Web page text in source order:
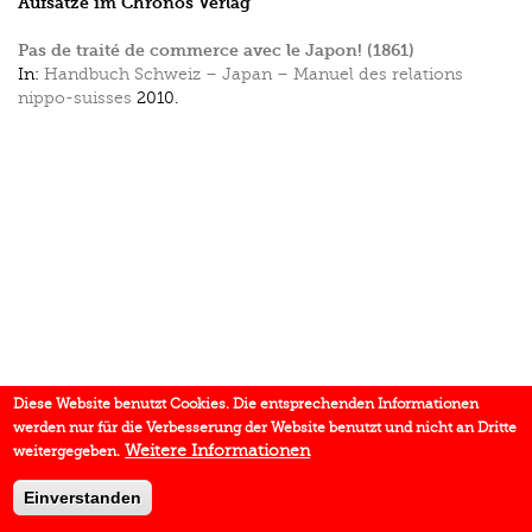
Pas de traité de commerce avec le Japon! (1861)
In: Handbuch Schweiz – Japan – Manuel des relations
nippo-suisses 2010.
Diese Website benutzt Cookies. Die entsprechenden Informationen
werden nur für die Verbesserung der Website benutzt und nicht an Dritte
weitergegeben. Weitere Informationen
Einverstanden